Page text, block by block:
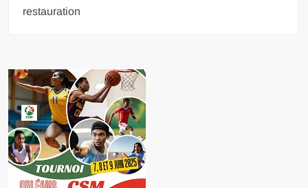
restauration